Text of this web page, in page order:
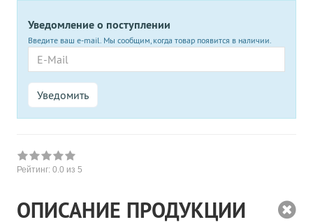
Уведомление о поступлении
Введите ваш e-mail. Мы сообщим, когда товар появится в наличии.
Mail
Уведомить
Рейтинг: 0.0 из 5
ОПИСАНИЕ ПРОДУКЦИИ